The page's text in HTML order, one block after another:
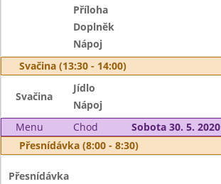
Příloha
Doplněk
Nápoj
Svačina (13:30 - 14:00)
Svačina
Jídlo
Nápoj
Menu
Chod
Sobota 30. 5. 2020
Přesnídávka (8:00 - 8:30)
Přesnídávka